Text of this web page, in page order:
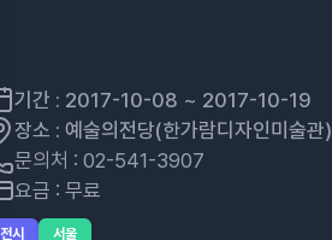
기간 : 2017-10-08 ~ 2017-10-19
장소 : 예술의전당(한가람디자인미술관)
문의처 : 02-541-3907
요금 : 무료
전시 서울